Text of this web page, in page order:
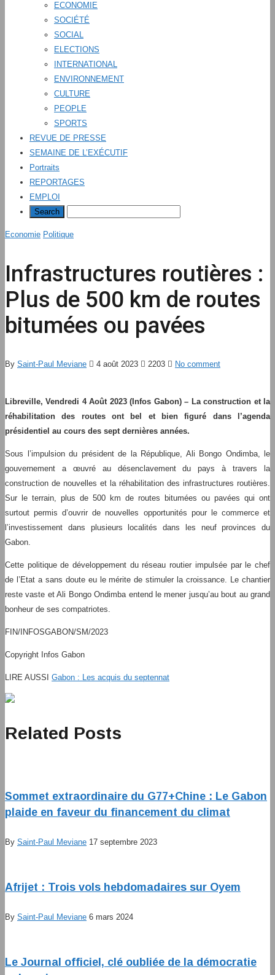
ECONOMIE
SOCIÉTÉ
SOCIAL
ELECTIONS
INTERNATIONAL
ENVIRONNEMENT
CULTURE
PEOPLE
SPORTS
REVUE DE PRESSE
SEMAINE DE L’EXÉCUTIF
Portraits
REPORTAGES
EMPLOI
Economie Politique
Infrastructures routières :
Plus de 500 km de routes
bitumées ou pavées
By Saint-Paul Meviane 4 août 2023 2203 No comment
Libreville, Vendredi 4 Août 2023 (Infos Gabon) – La construction et la
réhabilitation des routes ont bel et bien figuré dans l’agenda
présidentiel au cours des sept dernières années.
Sous l’impulsion du président de la République, Ali Bongo Ondimba, le
gouvernement a œuvré au désenclavement du pays à travers la
construction de nouvelles et la réhabilitation des infrastructures routières.
Sur le terrain, plus de 500 km de routes bitumées ou pavées qui ont
surtout permis d’ouvrir de nouvelles opportunités pour le commerce et
l’investissement dans plusieurs localités dans les neuf provinces du
Gabon.
Cette politique de développement du réseau routier impulsée par le chef
de l’Etat a sans doute eu le mérite de stimuler la croissance. Le chantier
reste vaste et Ali Bongo Ondimba entend le mener jusqu’au bout au grand
bonheur de ses compatriotes.
FIN/INFOSGABON/SM/2023
Copyright Infos Gabon
LIRE AUSSI Gabon : Les acquis du septennat
Related Posts
Sommet extraordinaire du G77+Chine : Le Gabon
plaide en faveur du financement du climat
By Saint-Paul Meviane 17 septembre 2023
Afrijet : Trois vols hebdomadaires sur Oyem
By Saint-Paul Meviane 6 mars 2024
Le Journal officiel, clé oubliée de la démocratie